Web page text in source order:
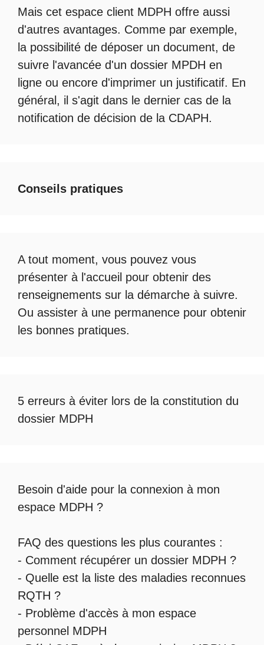
Mais cet espace client MDPH offre aussi
d'autres avantages. Comme par exemple,
la possibilité de déposer un document, de
suivre l'avancée d'un dossier MPDH en
ligne ou encore d'imprimer un justificatif. En
général, il s'agit dans le dernier cas de la
notification de décision de la CDAPH.
Conseils pratiques
A tout moment, vous pouvez vous
présenter à l'accueil pour obtenir des
renseignements sur la démarche à suivre.
Ou assister à une permanence pour obtenir
les bonnes pratiques.
5 erreurs à éviter lors de la constitution du
dossier MDPH
Besoin d'aide pour la connexion à mon
espace MDPH ?
FAQ des questions les plus courantes :
- Comment récupérer un dossier MDPH ?
- Quelle est la liste des maladies reconnues
RQTH ?
- Problème d'accès à mon espace
personnel MDPH